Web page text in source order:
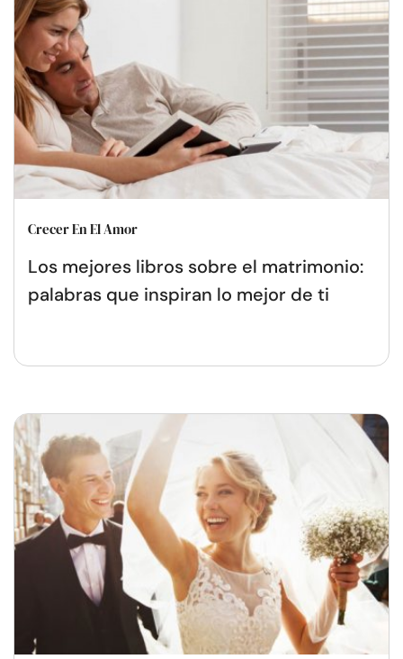
Crecer En El Amor
Los mejores libros sobre el matrimonio:
palabras que inspiran lo mejor de ti